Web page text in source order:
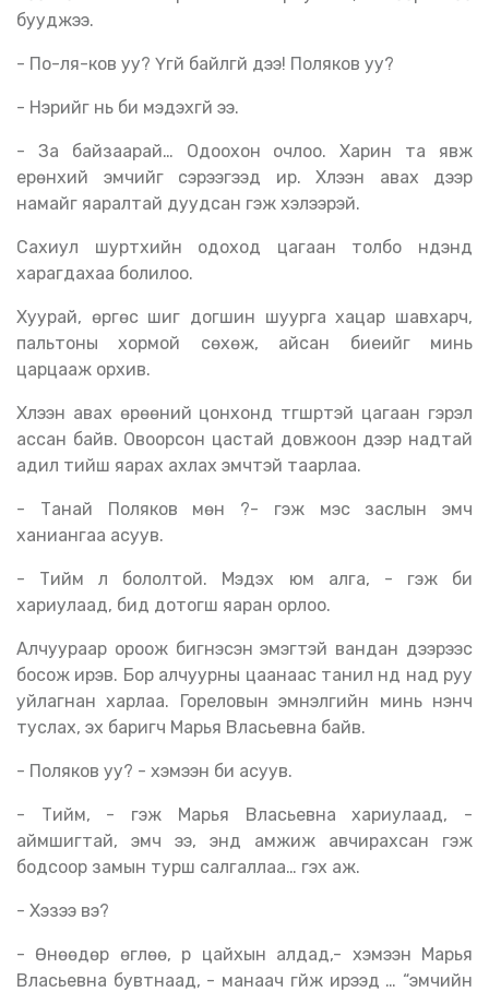
бууджээ.
- По-ля-ков уу? Үгүй байлгүй дээ! Поляков уу?
- Нэрийг нь би мэдэхгүй ээ.
- За байзаарай… Одоохон очлоо. Харин та явж
ерөнхий эмчийг сэрээгээд ир. Хүлээн авах дээр
намайг яаралтай дуудсан гэж хэлээрэй.
Сахиул шуртхийн одоход цагаан толбо нүдэнд
харагдахаа болилоо.
Хуурай, өргөс шиг догшин шуурга хацар шавхарч,
пальтоны хормой сөхөж, айсан биеийг минь
царцааж орхив.
Хүлээн авах өрөөний цонхонд түгшүүртэй цагаан гэрэл
ассан байв. Овоорсон цастай довжоон дээр надтай
адил тийш яарах ахлах эмчтэй таарлаа.
- Танай Поляков мөн үү?- гэж мэс заслын эмч
ханиангаа асуув.
- Тийм л бололтой. Мэдэх юм алга, - гэж би
хариулаад, бид дотогш яаран орлоо.
Алчуураар ороож бигнэсэн эмэгтэй вандан дээрээс
босож ирэв. Бор алчуурны цаанаас танил нүд над руу
уйлагнан харлаа. Гореловын эмнэлгийн минь үнэнч
туслах, эх баригч Марья Власьевна байв.
- Поляков уу? - хэмээн би асуув.
- Тийм, - гэж Марья Власьевна хариулаад, -
аймшигтай, эмч ээ, энд амжиж авчирахсан гэж
бодсоор замын турш салгаллаа… гэх аж.
- Хэзээ вэ?
- Өнөөдөр өглөө, үүр цайхын алдад,- хэмээн Марья
Власьевна бувтнаад, - манаач гүйж ирээд … “эмчийн